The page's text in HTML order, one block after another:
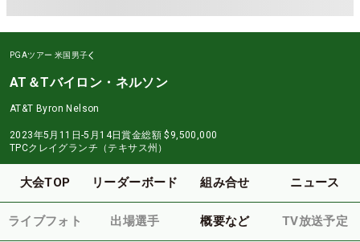
PGAツアー 米国男子
AT＆Tバイロン・ネルソン
AT&T Byron Nelson
2023年5月11日-5月14日賞金総額 $9,500,000
TPCクレイグランチ（テキサス州）
大会TOP リーダーボード 組み合せ ニュース
ライブフォト 出場選手 概要など TV放送予定